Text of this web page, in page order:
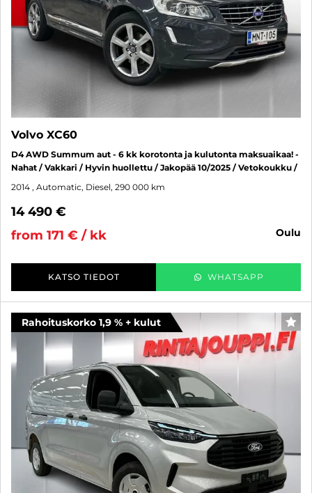
Volvo XC60
D4 AWD Summum aut - 6 kk korotonta ja kulutonta maksuaikaa! -
Nahat / Vakkari / Hyvin huollettu / Jakopää 10/2025 / Vetokoukku /
2014 , Automatic, Diesel, 290 000 km
14 490 €
from 171 € / kk
oulu
KATSO TIEDOT WHATSAPP
Rahoituskorko 1,9 % + kulut